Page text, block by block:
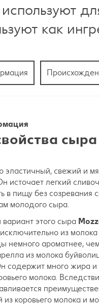
как
свежий и
источает легкий
в пищу без созревания
молодого сыра.
этого сыра
исключительно из
немного ароматнее,
из молока
содержит много жира и
молока.
из коровьего молока и